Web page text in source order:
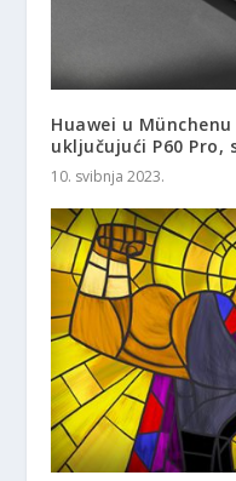
Huawei u
uključujući P60 Pro,
10. svibnja 2023.